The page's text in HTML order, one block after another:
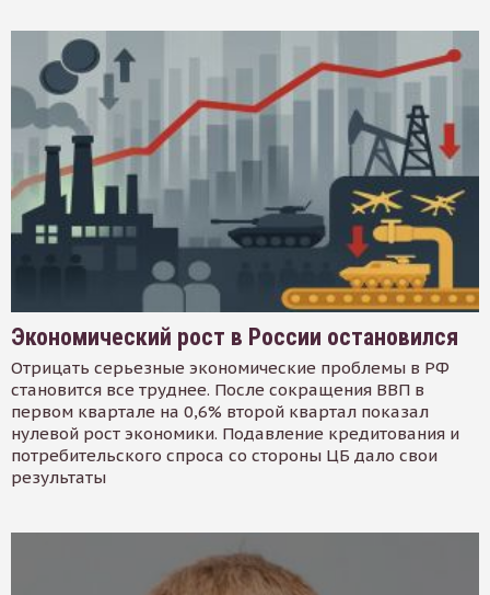
Экономический рост в России остановился
Отрицать серьезные экономические проблемы в РФ
становится все труднее. После сокращения ВВП в
первом квартале на 0,6% второй квартал показал
нулевой рост экономики. Подавление кредитования и
потребительского спроса со стороны ЦБ дало свои
результаты